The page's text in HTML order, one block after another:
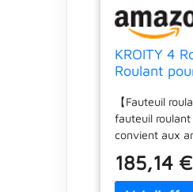
KROITY 4
Roulant
de
Animaux
Réglables
Jambes
Assistée
【Fauteuil
fauteuil roulant
convient aux
peuvent pas
normalement.
185,14 €